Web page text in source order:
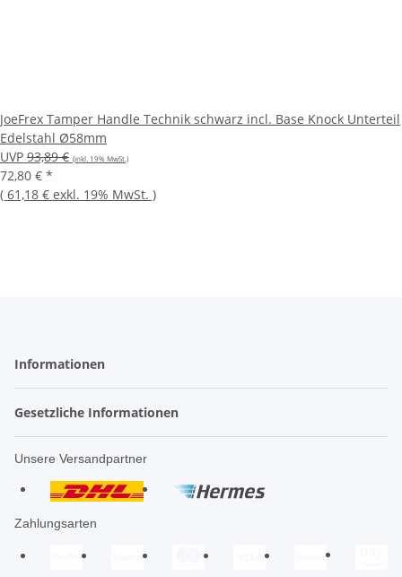
JoeFrex Tamper Handle Technik schwarz incl. Base Knock Unterteil
Edelstahl Ø58mm
UVP 93,89 € (inkl. 19% MwSt.)
72,80 € *
( 61,18 € exkl. 19% MwSt. )
Informationen
Gesetzliche Informationen
Unsere Versandpartner
Zahlungsarten